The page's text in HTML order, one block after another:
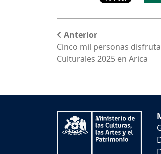
Anterior
Cinco mil personas
Culturales 2025 en Arica